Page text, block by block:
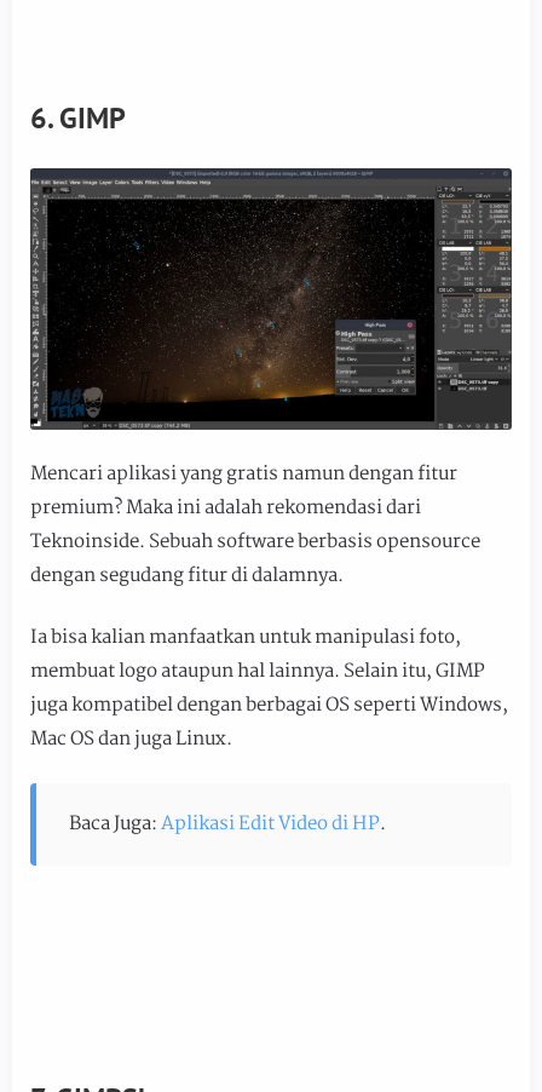
6. GIMP
Mencari aplikasi yang gratis namun dengan fitur
premium? Maka ini adalah rekomendasi dari
Teknoinside. Sebuah software berbasis opensource
dengan segudang fitur di dalamnya.
Ia bisa kalian manfaatkan untuk manipulasi foto,
membuat logo ataupun hal lainnya. Selain itu, GIMP
juga kompatibel dengan berbagai OS seperti Windows,
Mac OS dan juga Linux.
Baca Juga:Aplikasi Edit Video di HP.